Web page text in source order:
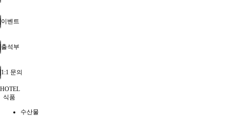
이벤트
출석부
1:1 문의
HOTEL
식품
수산물